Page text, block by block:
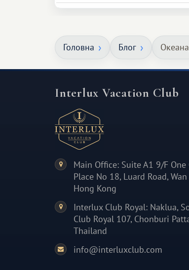
зробити для близької людини
але тепле і незабутнє :)
Головна Блог
Interlux Vacation Club
Main Office: Suite A1 9/F One
Place No 18, Luard Road, Wan
Hong Kong
Interlux Club Royal: Naklua,
Club Royal 107, Chonburi
Thailand
info@interluxclub.com